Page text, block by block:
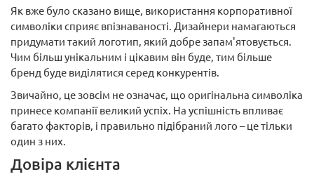
Як вже було сказано вище, використання корпоративної
символіки сприяє впізнаваності. Дизайнери намагаються
придумати такий логотип, який добре запам'ятовується.
Чим більш унікальним і цікавим він буде, тим більше
бренд буде виділятися серед конкурентів.
Звичайно, це зовсім не означає, що оригінальна символіка
принесе компанії великий успіх. На успішність впливає
багато факторів, і правильно підібраний лого – це тільки
один з них.
Довіра клієнта